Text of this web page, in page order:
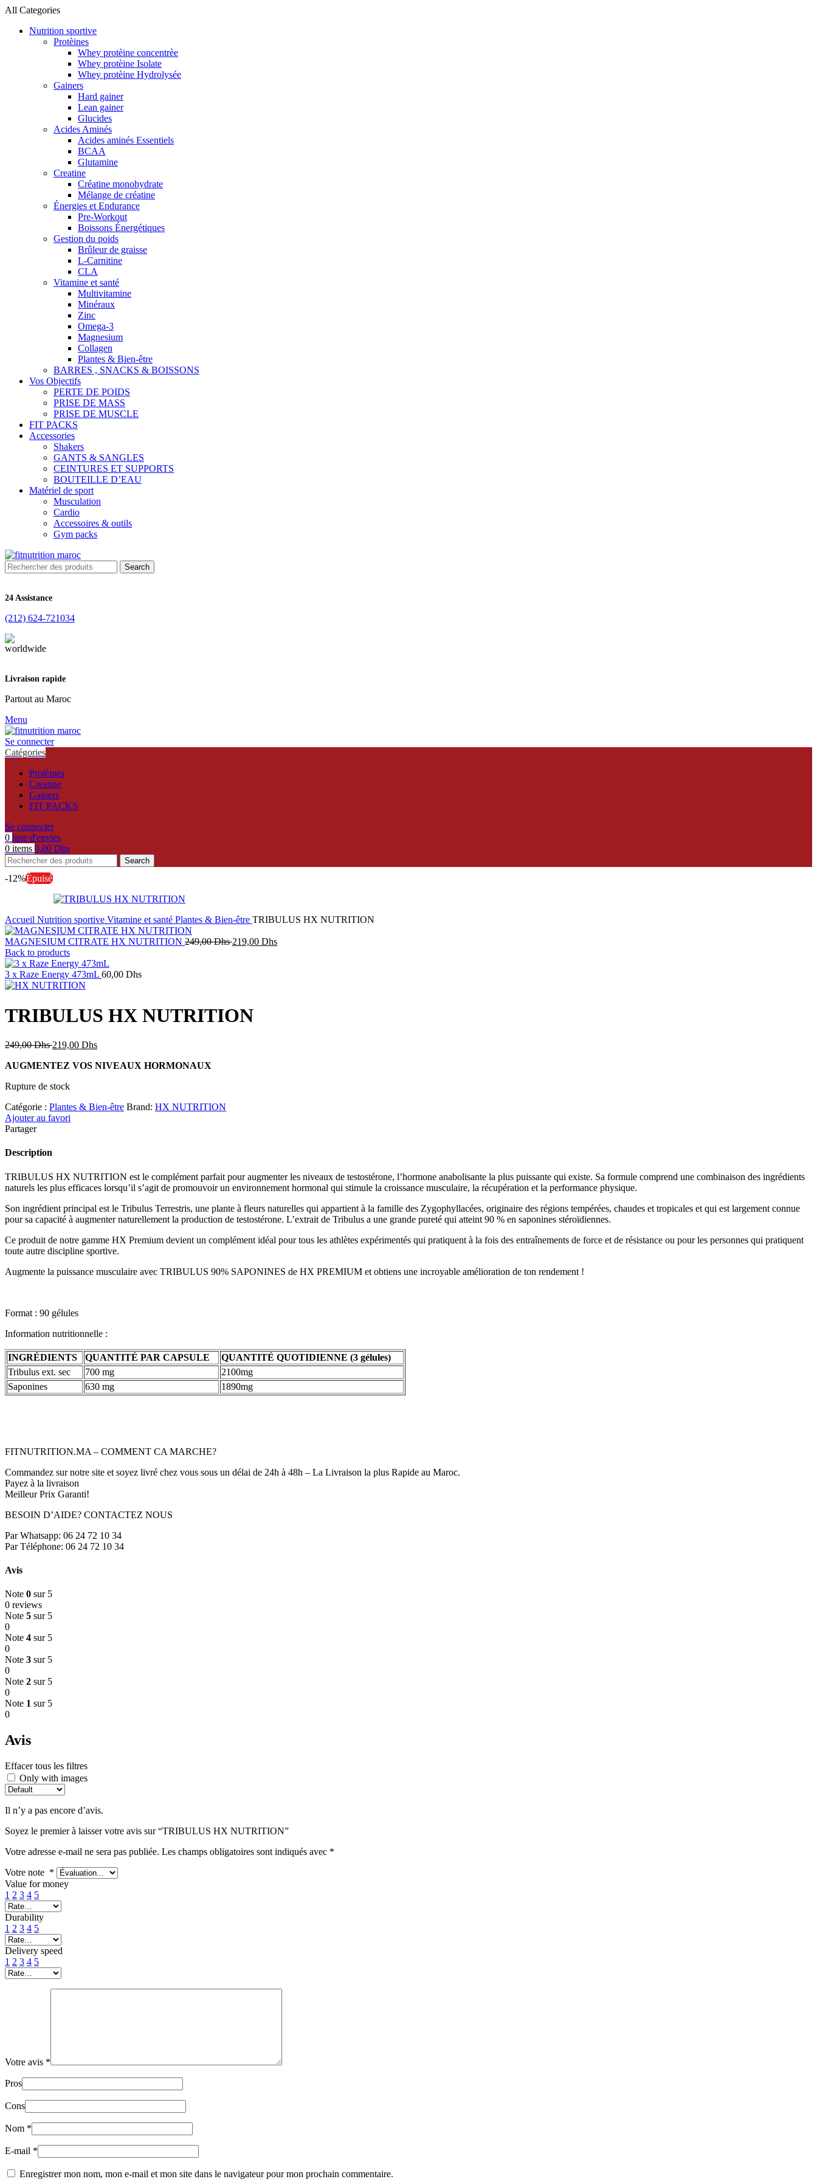
All Categories
Nutrition sportive
Protèines
Whey protèine concentrèe
Whey protèine Isolate
Whey protèine Hydrolysée
Gainers
Hard gainer
Lean gainer
Glucides
Acides Aminés
Acides aminés Essentiels
BCAA
Glutamine
Creatine
Créatine monohydrate
Mélange de créatine
Énergies et Endurance
Pre-Workout
Boissons Énergétiques
Gestion du poids
Brûleur de graisse
L-Carnitine
CLA
Vitamine et santé
Multivitamine
Minéraux
Zinc
Omega-3
Magnesium
Collagen
Plantes & Bien-être
BARRES , SNACKS & BOISSONS
Vos Objectifs
PERTE DE POIDS
PRISE DE MASS
PRISE DE MUSCLE
FIT PACKS
Accessories
Shakers
GANTS & SANGLES
CEINTURES ET SUPPORTS
BOUTEILLE D’EAU
Matériel de sport
Musculation
Cardio
Accessoires & outils
Gym packs
Search
24 Assistance
(212) 624-721034
Livraison rapide
Partout au Maroc
Menu
Se connecter
Catégories
Protèines
Creatine
Gainers
FIT PACKS
Se connecter
0 liste d'envies
0 items 0,00 Dhs
Search
-12%Épuisé
Accueil Nutrition sportive Vitamine et santé Plantes & Bien-être TRIBULUS HX NUTRITION
MAGNESIUM CITRATE HX NUTRITION 249,00DhsLe
219,00 DhsLe
Back to products
3 x Raze Energy 473mL 60,00 Dhs
TRIBULUS HX NUTRITION
249,00DhsLe
initial
249,00 Dhs.
219,00 DhsLe
actuel
AUGMENTEZ VOS NIVEAUX HORMONAUX
Rupture de stock
Catégorie : Plantes & Bien-être Brand: HX NUTRITION
Ajouter au favori
Partager
Description
TRIBULUS HX NUTRITION est le complément parfait pour augmenter les niveaux de testostérone, l’hormone anabolisante la plus puissante qui existe. Sa formule comprend une combinaison des ingrédients
naturels les plus efficaces lorsqu’il s’agit de promouvoir un environnement hormonal qui stimule la croissance musculaire, la récupération et la performance physique.
Son ingrédient principal est le Tribulus Terrestris, une plante à fleurs naturelles qui appartient à la famille des Zygophyllacées, originaire des régions tempérées, chaudes et tropicales et qui est largement connue
pour sa capacité à augmenter naturellement la production de testostérone. L’extrait de Tribulus a une grande pureté qui atteint 90 % en saponines stéroïdiennes.
Ce produit de notre gamme HX Premium devient un complément idéal pour tous les athlètes expérimentés qui pratiquent à la fois des entraînements de force et de résistance ou pour les personnes qui pratiquent
toute autre discipline sportive.
Augmente la puissance musculaire avec TRIBULUS 90% SAPONINES de HX PREMIUM et obtiens une incroyable amélioration de ton rendement !
Format : 90 gélules
Information nutritionnelle :
INGRÉDIENTS QUANTITÉ PAR CAPSULE
QUANTITÉ QUOTIDIENNE (3 gélules)
Tribulus ext. sec
700 mg
2100mg
Saponines
630 mg 1890mg
FITNUTRITION.MA – COMMENT CA MARCHE?
Commandez sur notre site et soyez livré chez vous sous un délai de 24h à 48h – La Livraison la plus Rapide au Maroc.
Payez à la livraison
Meilleur Prix Garanti!
BESOIN D’AIDE? CONTACTEZ NOUS
Par Whatsapp: 06 24 72 10 34
Par Téléphone: 06 24 72 10 34
Avis
Note 0 sur 5
0 reviews
Note 5 sur 5
0
Note 4 sur 5
0
Note 3 sur 5
0
Note 2 sur 5
0
Note 1 sur 5
0
Avis
Effacer tous les filtres
Only with images
Il n’y a pas encore d’avis.
Soyez le premier à laisser votre avis sur “TRIBULUS HX NUTRITION”
Votre adresse e-mail ne sera pas publiée. Les champs obligatoires sont indiqués avec *
Votre note *
Value for money
1 2 3 4 5
Durability
1 2 3 4 5
Delivery speed
1 2 3 4 5
Votre avis *
Pros
Cons
Nom *
E-mail *
Enregistrer mon nom, mon e-mail et mon site dans le navigateur pour mon prochain commentaire.